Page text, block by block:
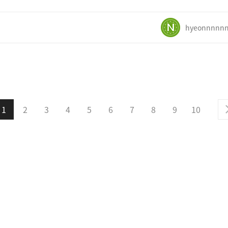
hyeonnnnnn
1 2 3 4 5 6 7 8 9 10